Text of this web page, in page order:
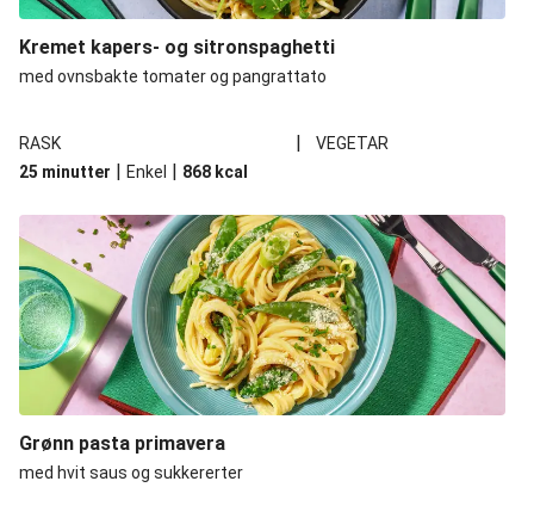
Kremet kapers- og sitronspaghetti
med ovnsbakte tomater og pangrattato
RASK |
VEGETAR
25 minutter | Enkel | 868 kcal
Grønn pasta primavera
med hvit saus og sukkererter